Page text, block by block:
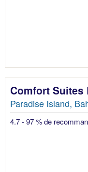
Comfort Suites
Paradise Island,
4.7 - 97 % de